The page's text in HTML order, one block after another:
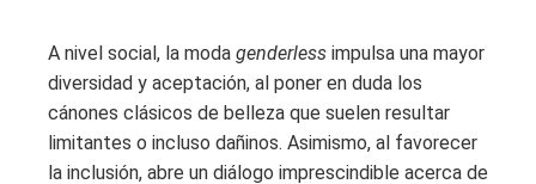
A nivel social, la moda genderless impulsa una mayor
diversidad y aceptación, al poner en duda los
cánones clásicos de belleza que suelen resultar
limitantes o incluso dañinos. Asimismo, al favorecer
la inclusión, abre un diálogo imprescindible acerca de